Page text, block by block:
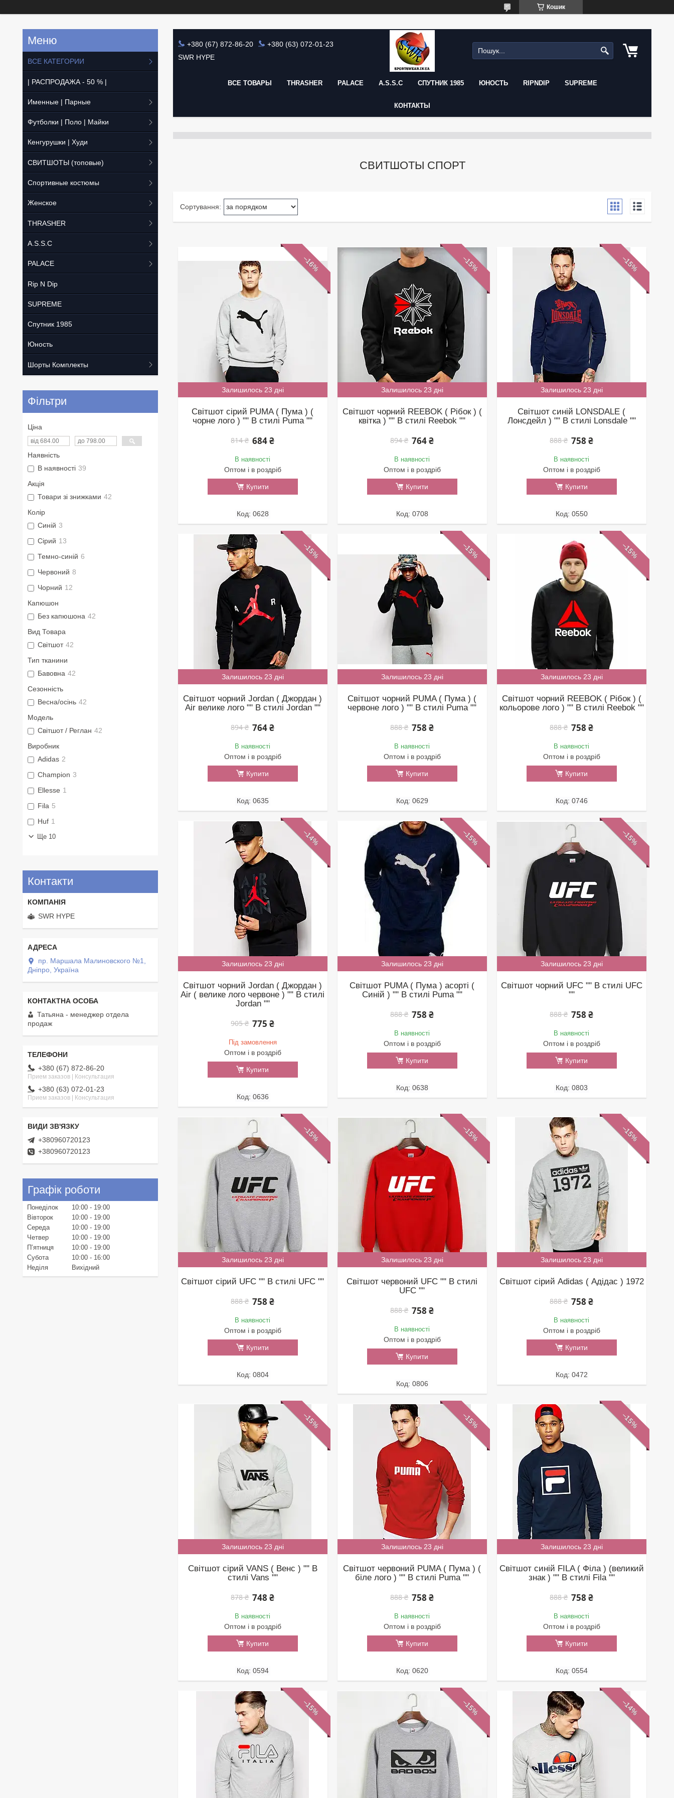
Кошик
+380 (67) 872-86-20
+380 (63) 072-01-23
SWR HYPE
ВСЕ ТОВАРЫ THRASHER PALACE A.S.S.C СПУТНИК 1985 ЮНОСТЬ RIPNDIP SUPREME
КОНТАКТЫ
СВИТШОТЫ СПОРТ
–16%
Залишилось 23 дні
Світшот сірий PUMA ( Пума ) (
чорне лого ) "" В стилі Puma ""
814 ₴ 684 ₴
В наявності
Оптом і в роздріб
Купити
0628
–15%
Залишилось 23 дні
Світшот чорний REEBOK ( Рібок ) (
квітка ) "" В стилі Reebok ""
894 ₴ 764 ₴
В наявності
Оптом і в роздріб
Купити
0708
–15%
Залишилось 23 дні
Світшот синій LONSDALE (
Лонсдейл ) "" В стилі Lonsdale ""
888 ₴ 758 ₴
В наявності
Оптом і в роздріб
Купити
0550
–15%
Залишилось 23 дні
Світшот чорний Jordan ( Джордан )
Air велике лого "" В стилі Jordan ""
894 ₴ 764 ₴
В наявності
Оптом і в роздріб
Купити
0635
–15%
Залишилось 23 дні
Світшот чорний PUMA ( Пума ) (
червоне лого ) "" В стилі Puma ""
888 ₴ 758 ₴
В наявності
Оптом і в роздріб
Купити
0629
–15%
Залишилось 23 дні
Світшот чорний REEBOK ( Рібок ) (
кольорове лого ) "" В стилі Reebok ""
888 ₴ 758 ₴
В наявності
Оптом і в роздріб
Купити
0746
–14%
Залишилось 23 дні
Світшот чорний Jordan ( Джордан )
Air ( велике лого червоне ) "" В стилі
Jordan ""
905 ₴ 775 ₴
Під замовлення
Оптом і в роздріб
Купити
0636
–15%
Залишилось 23 дні
Світшот PUMA ( Пума ) асорті (
Синій ) "" В стилі Puma ""
888 ₴ 758 ₴
В наявності
Оптом і в роздріб
Купити
0638
–15%
Залишилось 23 дні
Світшот чорний UFC "" В стилі UFC
""
888 ₴ 758 ₴
В наявності
Оптом і в роздріб
Купити
0803
–15%
Залишилось 23 дні
Світшот сірий UFC "" В стилі UFC ""
888 ₴ 758 ₴
В наявності
Оптом і в роздріб
Купити
0804
–15%
Залишилось 23 дні
Світшот червоний UFC "" В стилі
UFC ""
888 ₴ 758 ₴
В наявності
Оптом і в роздріб
Купити
0806
–15%
Залишилось 23 дні
Світшот сірий Adidas ( Адідас ) 1972
888 ₴ 758 ₴
В наявності
Оптом і в роздріб
Купити
0472
–15%
Залишилось 23 дні
Світшот сірий VANS ( Венс ) "" В
стилі Vans ""
878 ₴ 748 ₴
В наявності
Оптом і в роздріб
Купити
0594
–15%
Залишилось 23 дні
Світшот червоний PUMA ( Пума ) (
біле лого ) "" В стилі Puma ""
888 ₴ 758 ₴
В наявності
Оптом і в роздріб
Купити
0620
–15%
Залишилось 23 дні
Світшот синій FILA ( Філа ) (великий
знак ) "" В стилі Fila ""
888 ₴ 758 ₴
В наявності
Оптом і в роздріб
Купити
0554
–15% –15% –14%
ВСЕ КАТЕГОРИИ
| РАСПРОДАЖА - 50 % |
Именные | Парные
Футболки | Поло | Майки
Кенгурушки | Худи
СВИТШОТЫ (топовые)
Спортивные костюмы
Женское
THRASHER
A.S.S.C
PALACE
Rip N Dip
SUPREME
Спутник 1985
Юность
Шорты Комплекты
Фільтри
Ціна
Наявність
В наявності 39
Акція
Товари зі знижками 42
Колір
Синій 3
Сірий 13
Темно-синій 6
Червоний 8
Чорний 12
Капюшон
Без капюшона 42
Вид Товара
Світшот 42
Тип тканини
Бавовна 42
Сезонність
Весна/осінь 42
Модель
Світшот / Реглан 42
Виробник
Adidas 2
Champion 3
Ellesse 1
Fila 5
Huf 1
Ще 10
Контакти
SWR HYPE
пр. Маршала Малиновского №1,
Дніпро, Україна
Татьяна - менеджер отдела
продаж
+380 (67) 872-86-20
Прием заказов | Консультация
+380 (63) 072-01-23
Прием заказов | Консультация
+380960720123
+380960720123
Графік роботи
Понеділок 10:00
19:00
Вівторок
10:00
19:00
Середа
10:00
19:00
Четвер
10:00
19:00
Пʼятниця
10:00
19:00
Субота
10:00
16:00
Неділя
Вихідний